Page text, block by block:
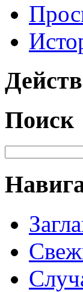
Поиск